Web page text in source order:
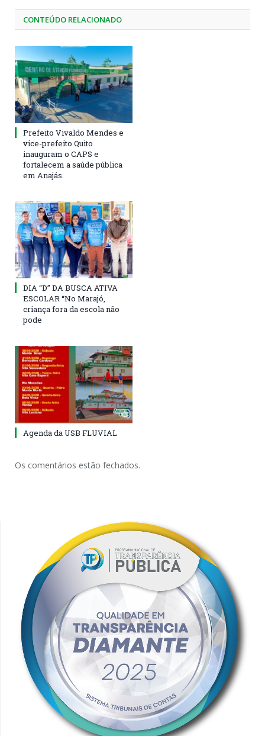
CONTEÚDO RELACIONADO
Prefeito Vivaldo Mendes e
vice-prefeito Quito
inauguram o CAPS e
fortalecem a saúde pública
em Anajás.
DIA “D” DA BUSCA ATIVA
ESCOLAR “No Marajó,
criança fora da escola não
pode
Agenda da USB FLUVIAL
Os comentários estão fechados.